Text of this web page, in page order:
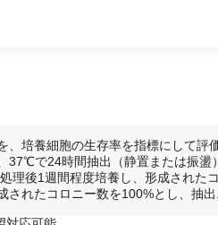
、培養細胞の生存率を指標にして評
37℃で24時間抽出（静置または振盪
理後1週間程度培養し、形成された
されたコロニー数を100%とし、抽出